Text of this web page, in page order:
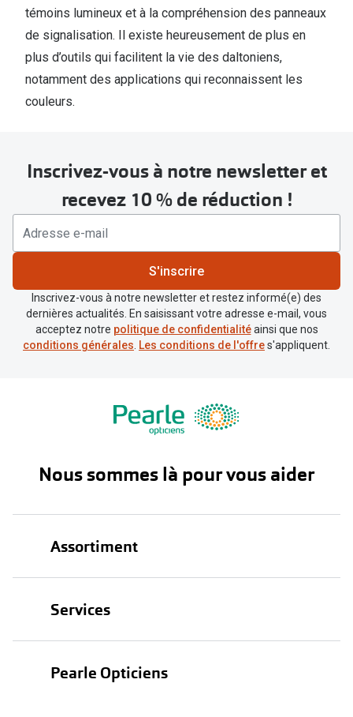
témoins lumineux et à la compréhension des panneaux
de signalisation. Il existe heureusement de plus en
plus d’outils qui facilitent la vie des daltoniens,
notamment des applications qui reconnaissent les
couleurs.
Inscrivez-vous à notre newsletter et
recevez 10 % de réduction !
S'inscrire
Inscrivez-vous à notre newsletter et restez informé(e) des
dernières actualités. En saisissant votre adresse e-mail, vous
acceptez notre politique de confidentialitéainsi que nos
conditions générales. Les conditions de l'offres'appliquent.
Nous sommes là pour vous aider
Assortiment
Services
Pearle Opticiens